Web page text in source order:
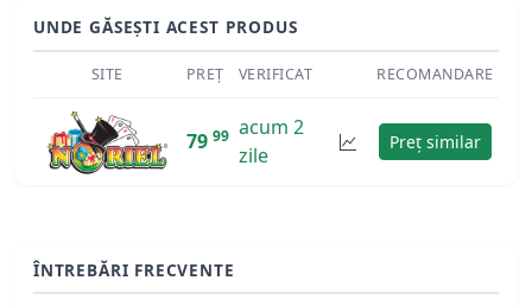
UNDE GĂSEȘTI ACEST PRODUS
SITE PREȚ VERIFICAT RECOMANDARE
79 99 acum 2
zile
Preț similar
ÎNTREBĂRI FRECVENTE